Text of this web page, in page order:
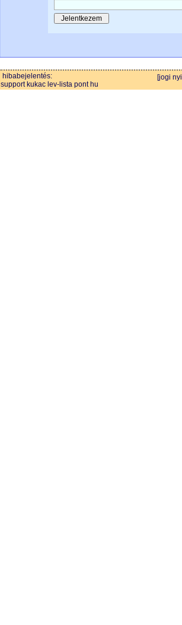
hibabejelentés:
support kukac lev-lista pont hu
[jogi